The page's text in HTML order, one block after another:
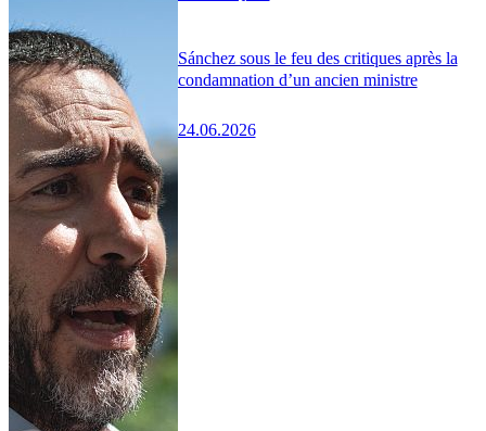
Sánchez sous le feu des critiques après la
condamnation d’un ancien ministre
24.06.2026